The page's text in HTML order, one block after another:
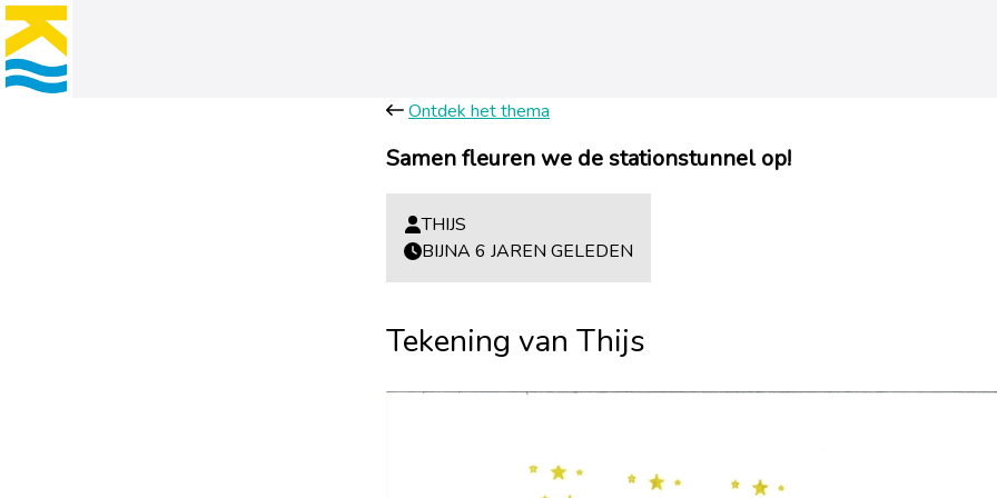
Ontdek het thema
Samen fleuren we de stationstunnel op!
THIJS
BIJNA 6 JAREN GELEDEN
Tekening van Thijs